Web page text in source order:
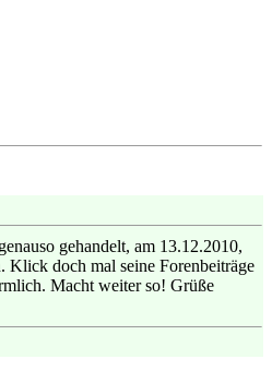
gehandelt, am 13.12.2010,
Klick doch mal seine Forenbeiträge
Macht weiter so! Grüße